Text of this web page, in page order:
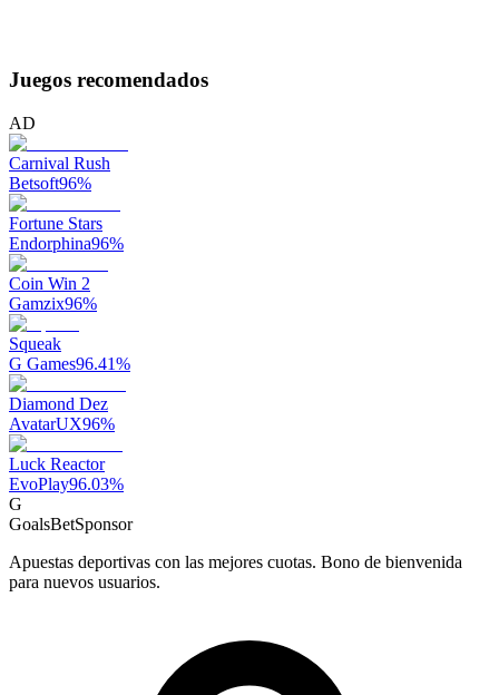
Juegos recomendados
AD
Carnival Rush
Betsoft96%
Fortune Stars
Endorphina96%
Coin Win 2
Gamzix96%
Squeak
G Games96.41%
Diamond Dez
AvatarUX96%
Luck Reactor
EvoPlay96.03%
G
GoalsBetSponsor
Apuestas deportivas con las mejores cuotas. Bono de bienvenida
para nuevos usuarios.